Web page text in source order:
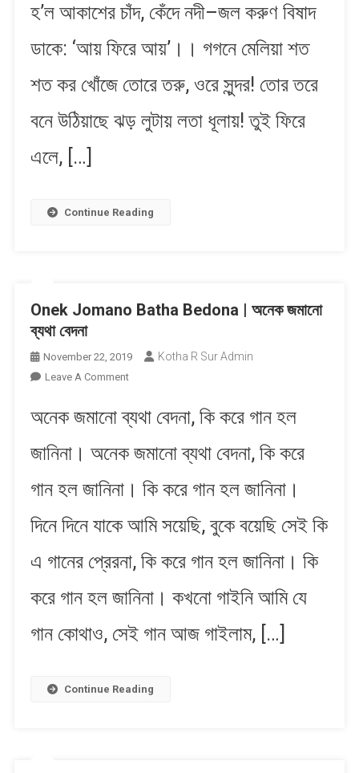
হ’ল আকাশের চাঁদ, কেঁদে নদী–জল করুণ বিষাদ
ডাকে: ‘আয় ফিরে আয়’।। গগনে মেলিয়া শত
শত কর খোঁজে তোরে তরু, ওরে সুন্দর! তোর তরে
বনে উঠিয়াছে ঝড় লুটায় লতা ধূলায়! তুই ফিরে
এলে, […]
Continue Reading
Onek Jomano Batha Bedona | অনেক জমানো
ব্যথা বেদনা
November 22, 2019 Kotha R Sur Admin
Leave A CommentOn
Jomano
Batha
Bedona
অনেক
ব্যথা
অনেক জমানো ব্যথা বেদনা, কি করে গান হল
জানিনা। অনেক জমানো ব্যথা বেদনা, কি করে
গান হল জানিনা। কি করে গান হল জানিনা।
দিনে দিনে যাকে আমি সয়েছি, বুকে বয়েছি সেই কি
এ গানের প্রেরনা, কি করে গান হল জানিনা। কি
করে গান হল জানিনা। কখনো গাইনি আমি যে
গান কোথাও, সেই গান আজ গাইলাম, […]
Continue Reading